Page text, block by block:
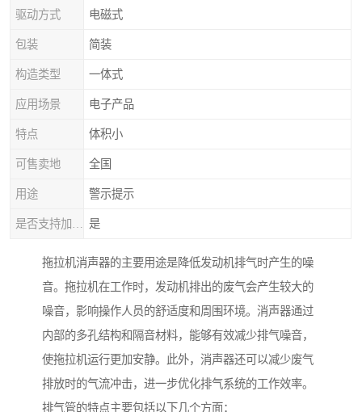
驱动方式 电磁式
包装 简装
构造类型 一体式
应用场景 电子产品
特点 体积小
可售卖地 全国
用途 警示提示
是
拖拉机消声器的主要用途是降低发动机排气时产生的噪
音。拖拉机在工作时，发动机排出的废气会产生较大的
噪音，影响操作人员的舒适度和周围环境。消声器通过
内部的多孔结构和隔音材料，能够有效减少排气噪音，
使拖拉机运行更加安静。此外，消声器还可以减少废气
排放时的气流冲击，进一步优化排气系统的工作效率。
排气管的特点主要包括以下几个方面：